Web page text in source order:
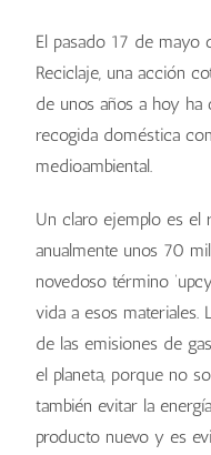
El pasado 17 de mayo
Reciclaje, una acción
de unos años a hoy ha
recogida doméstica
medioambiental.
Un claro ejemplo es el
anualmente unos 70
novedoso término
vida a esos materiales.
de las emisiones de
el planeta, porque no
también evitar la
producto nuevo y es